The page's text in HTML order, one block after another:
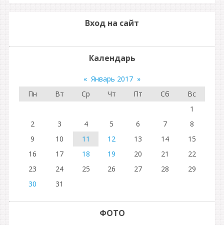
Вход на сайт
Календарь
« Январь 2017 »
Пн
Вт Ср Чт Пт Сб
Вс
1
2
3 4 5 6 7
8
9
10 11 12 13 14
15
16
17 18 19 20 21
22
23
24 25 26 27 28
29
30
31
ФОТО